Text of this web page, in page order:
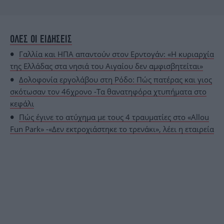
ΟΛΕΣ ΟΙ ΕΙΔΗΣΕΙΣ
Γαλλία και ΗΠΑ απαντούν στον Ερντογάν: «Η κυριαρχία
της Ελλάδας στα νησιά του Αιγαίου δεν αμφισβητείται»
Δολοφονία εργολάβου στη Ρόδο: Πώς πατέρας και γιος
σκότωσαν τον 46χρονο -Τα θανατηφόρα χτυπήματα στο
κεφάλι
Πώς έγινε το ατύχημα με τους 4 τραυματίες στο «Allou
Fun Park» -«Δεν εκτροχιάστηκε το τρενάκι», λέει η εταιρεία